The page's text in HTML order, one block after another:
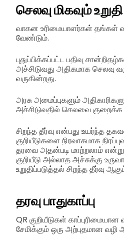
செலவு மிகவும்
வாகன உரிமையாளர்கள் தங்கள்
வேண்டும்.
புதுப்பிக்கப்பட்ட பதிவு
அச்சிடுவது அதிகமாக செலவு
வருகின்றது.
அரசு அமைப்புகளும்
அச்சிடுவதில் செலவை குறைக்க
சிறந்த தீர்வு என்பது உயர்ந்த
குறியீடுகளை நிரவாகமாக
தரவை அதன்படி மாற்றலாம் என்று
குறியீடு அல்லாத அச்சுக்கு
உறுதிப்படுத்தல் சிறந்த தீர்வு
தரவு பாதுகாப்பு
QR குறியீடுகள்
சேமிக்கும் ஒரு அற்புதமான வழி